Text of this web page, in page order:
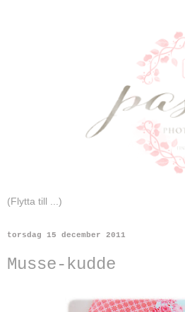
torsdag 15 december 2011
Musse-kudde